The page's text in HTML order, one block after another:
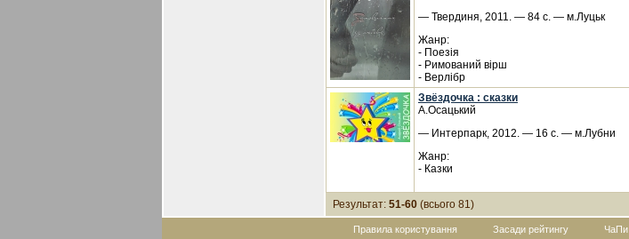
— Твердиня, 2011. — 84 с. — м.Луцьк
Жанр:
- Поезія
- Римований вірш
- Верлібр
Звёздочка : сказки
А.Осацький
— Интерпарк, 2012. — 16 с. — м.Лубни
Жанр:
- Казки
Результат: 51-60 (всього 81)
Правила користування Засади рейтингу ЧаПи